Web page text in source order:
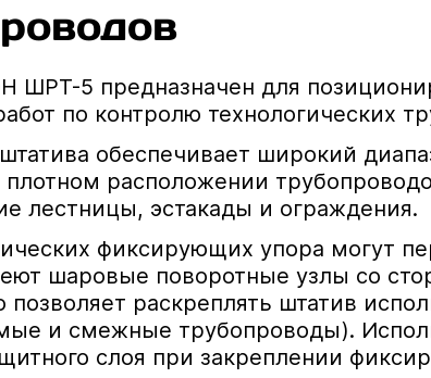
ШРТ-5 предназначен для
по контролю технологических
обеспечивает широкий
расположении
лестницы, эстакады и ограждения.
фиксирующих упора могут
шаровые поворотные узлы со
позволяет раскреплять штатив
и смежные трубопроводы).
слоя при закреплении